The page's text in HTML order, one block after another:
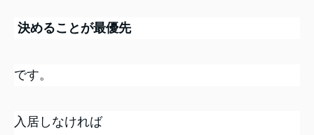
決めることが最優先
です。
入居しなければ